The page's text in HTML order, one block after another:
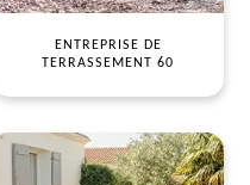
ENTREPRISE DE
TERRASSEMENT 60